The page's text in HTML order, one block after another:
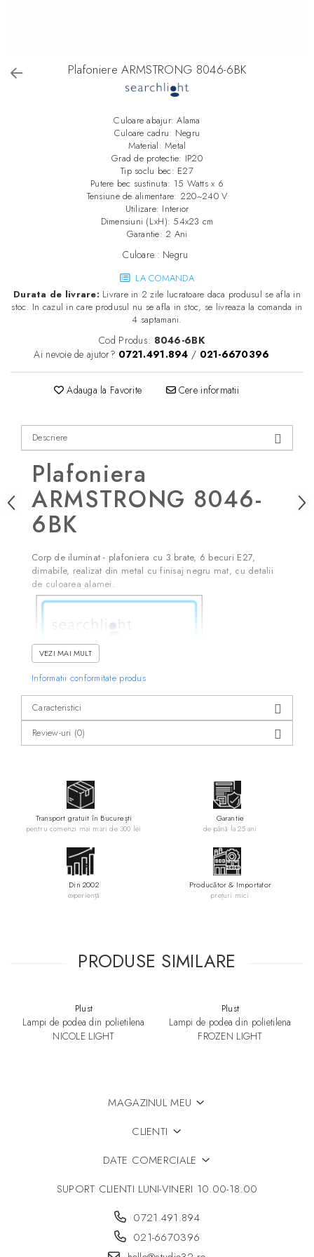
Plafoniere ARMSTRONG 8046-6BK
Culoare abajur: Alama
Culoare cadru: Negru
Material: Metal
Grad de protectie: IP20
Tip soclu bec: E27
Putere bec sustinuta: 15 Watts x 6
Tensiune de alimentare: 220~240 V
Utilizare: Interior
Dimensiuni (LxH): 54x23 cm
Garantie: 2 Ani
Culoare.: Negru
LA COMANDA
Durata de livrare: Livrare in 2 zile lucratoare daca produsul se afla in
stoc. In cazul in care produsul nu se afla in stoc, se livreaza la comanda in
4 saptamani.
Cod Produs: 8046-6BK
Ai nevoie de ajutor? 0721.491.894 / 021-6670396
Adauga la Favorite Cere informatii
Descriere
Plafoniera
ARMSTRONG 8046-
6BK
Corp de iluminat - plafoniera cu 3 brate, 6 becuri E27,
dimabile, realizat din metal cu finisaj negru mat, cu detalii
de culoarea alamei.
● Culoare abajur: Alama
● Culoare cadru: Negru
● Tip soclu bec: E27
● Putere bec sustinuta: 15 Watts x 6
● Tensiune de alimentare: 220 ~ 240 V
● Diametru: 54 cm
VEZI MAI MULT
Informatii conformitate produs
Caracteristici
Review-uri (0)
Transport gratuit în București
pentru comenzi mai mari de 300 lei
Garantie
de până la 25 ani
Din 2002
experiență
Producător & Importator
prețuri mici
PRODUSE SIMILARE
Plust
Lampi de podea din polietilena
NICOLE LIGHT
Plust
Lampi de podea din polietilena
FROZEN LIGHT
MAGAZINUL MEU
CLIENTI
DATE COMERCIALE
SUPORT CLIENTI LUNI-VINERI 10.00-18.00
0721.491.894
021-6670396